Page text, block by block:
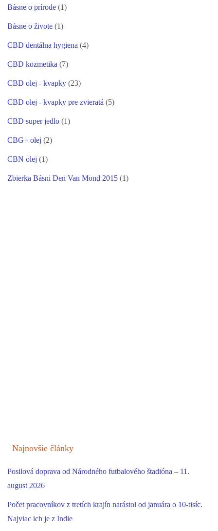
Básne o prírode (1)
Básne o živote (1)
CBD dentálna hygiena (4)
CBD kozmetika (7)
CBD olej - kvapky (23)
CBD olej - kvapky pre zvieratá (5)
CBD super jedlo (1)
CBG+ olej (2)
CBN olej (1)
Zbierka Básni Den Van Mond 2015 (1)
Najnovšie články
Posilová doprava od Národného futbalového štadióna – 11.
august 2026
Počet pracovníkov z tretích krajín narástol od januára o 10-tisíc.
Najviac ich je z Indie